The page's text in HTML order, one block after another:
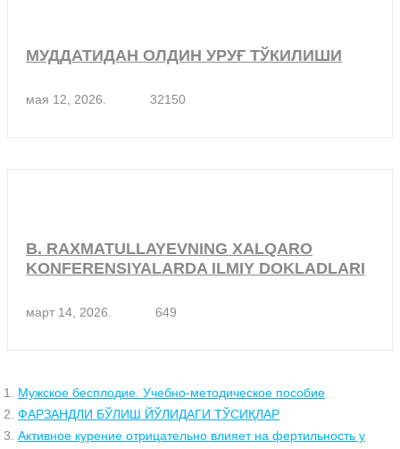
МУДДАТИДАН ОЛДИН УРУҒ ТЎКИЛИШИ
мая 12, 2026. 32150
B. RAXMATULLAYEVNING XALQARO
KONFERENSIYALARDA ILMIY DOKLADLARI
март 14, 2026. 649
Мужское бесплодие. Учебно-методическое пособие
ФАРЗАНДЛИ БЎЛИШ ЙЎЛИДАГИ ТЎСИҚЛАР
Активное курение отрицательно влияет на фертильность у